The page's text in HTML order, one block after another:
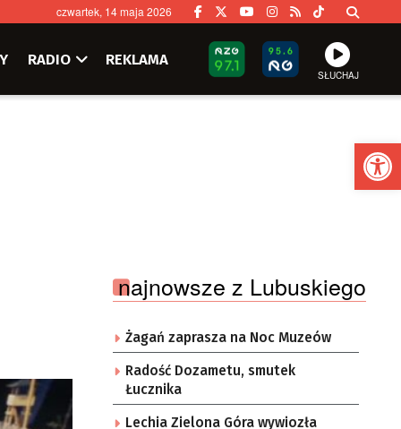
czwartek, 14 maja 2026
RADIO REKLAMA
SŁUCHAJ
najnowsze z Lubuskiego
Żagań zaprasza na Noc Muzeów
Radość Dozametu, smutek
Łucznika
Lechia Zielona Góra wywiozła